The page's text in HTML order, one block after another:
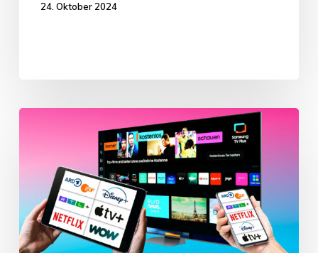
24. Oktober 2024